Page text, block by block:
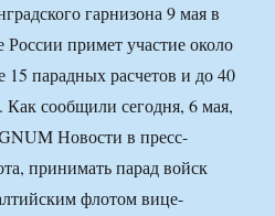
гарнизона 9 мая в
примет участие около
15 парадных расчетов и до 40
сообщили сегодня, 6 мая,
Новости в пресс-
принимать парад войск
флотом вице-